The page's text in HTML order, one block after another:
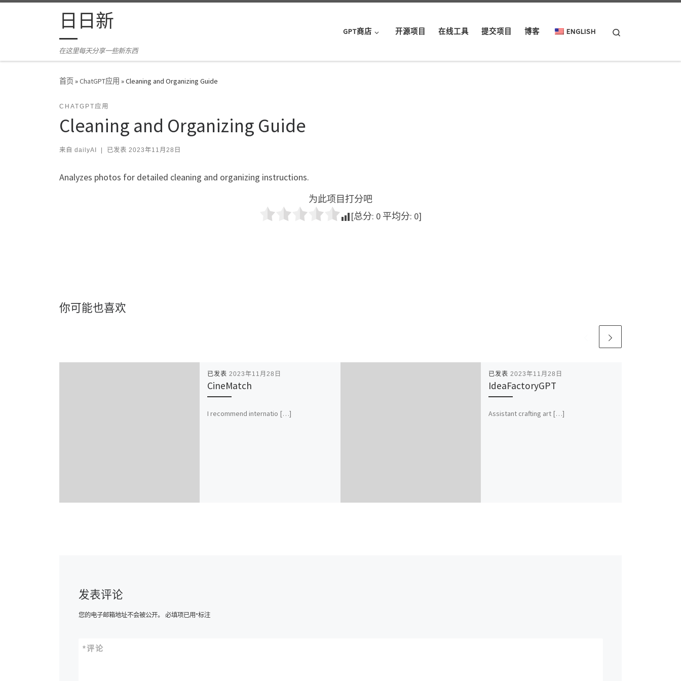
Skip to content日日新
在这里每天分享一些新东西
GPT商店 开源项目 在线工具 提交项目 博客 ENGLISH
首页»ChatGPT应用 »Cleaning and Organizing Guide
CHATGPT应用
Cleaning and Organizing Guide
来自 dailyAI 已发表 2023年11月28日
Analyzes photos for detailed cleaning and organizing instructions.
为此项目打分吧
[总分: 0 平均分: 0]
你可能也喜欢
已发表 2023年11月28日
CineMatch
I recommend internatio […]
已发表 2023年11月28日
IdeaFactoryGPT
Assistant crafting art […]
发表评论
您的电子邮箱地址不会被公开。 必填项已用*标注
评论
*